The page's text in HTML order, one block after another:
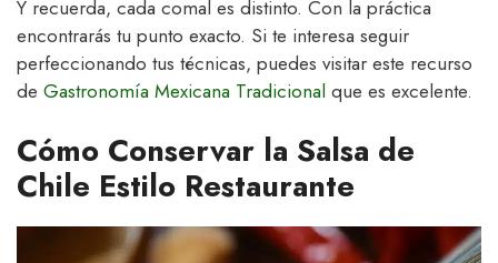
Y recuerda, cada comal es distinto. Con la práctica
encontrarás tu punto exacto. Si te interesa seguir
perfeccionando tus técnicas, puedes visitar este recurso
de Gastronomía Mexicana Tradicional que es excelente.
Cómo Conservar la Salsa de
Chile Estilo Restaurante